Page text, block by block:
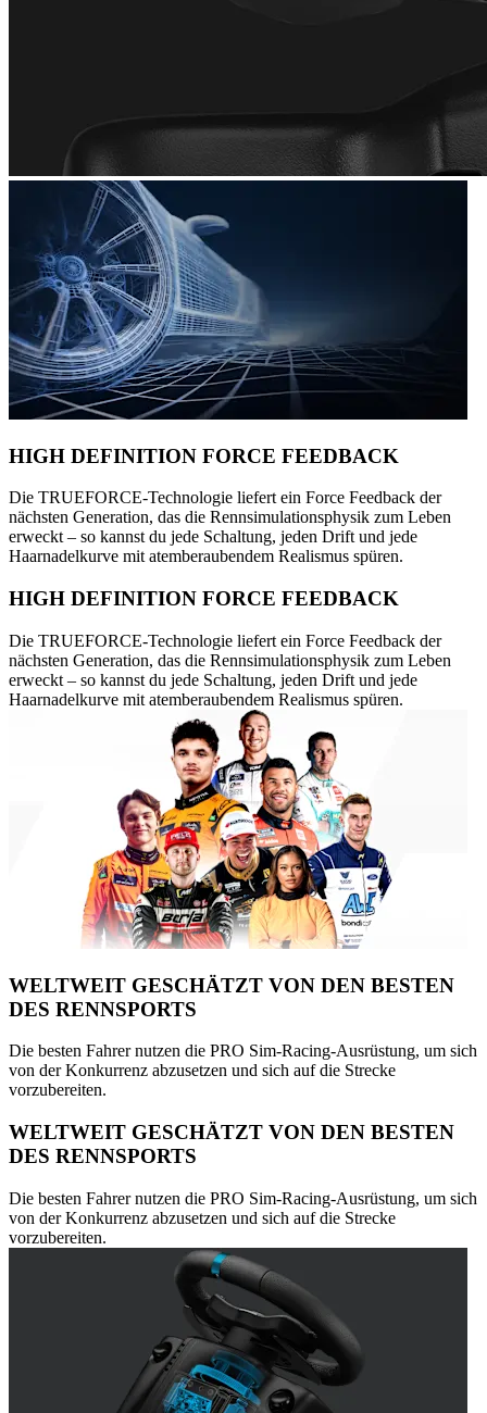
HIGH DEFINITION FORCE FEEDBACK
Die TRUEFORCE-Technologie liefert ein Force Feedback der
nächsten Generation, das die Rennsimulationsphysik zum Leben
erweckt – so kannst du jede Schaltung, jeden Drift und jede
Haarnadelkurve mit atemberaubendem Realismus spüren.
HIGH DEFINITION FORCE FEEDBACK
Die TRUEFORCE-Technologie liefert ein Force Feedback der
nächsten Generation, das die Rennsimulationsphysik zum Leben
erweckt – so kannst du jede Schaltung, jeden Drift und jede
Haarnadelkurve mit atemberaubendem Realismus spüren.
WELTWEIT GESCHÄTZT VON DEN BESTEN
DES RENNSPORTS
Die besten Fahrer nutzen die PRO Sim-Racing-Ausrüstung, um sich
von der Konkurrenz abzusetzen und sich auf die Strecke
vorzubereiten.
WELTWEIT GESCHÄTZT VON DEN BESTEN
DES RENNSPORTS
Die besten Fahrer nutzen die PRO Sim-Racing-Ausrüstung, um sich
von der Konkurrenz abzusetzen und sich auf die Strecke
vorzubereiten.